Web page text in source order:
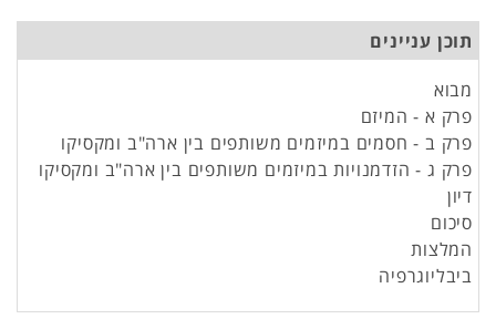
תוכן עניינים
מבוא
פרק א - המיזם
פרק ב - חסמים במיזמים משותפים בין ארה"ב ומקסיקו
פרק ג - הזדמנויות במיזמים משותפים בין ארה"ב ומקסיקו
דיון
סיכום
המלצות
ביבליוגרפיה